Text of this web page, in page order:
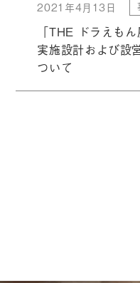
2021年4月13日
「THE ドラえも
実施設計および設
ついて